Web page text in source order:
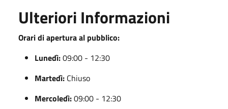
Ulteriori Informazioni
Orari di apertura al pubblico:
Lunedì:09:00 - 12:30
Martedì: Chiuso
Mercoledì:09:00 - 12:30